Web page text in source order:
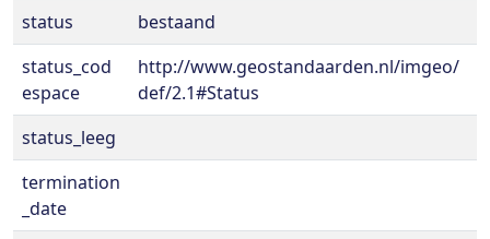
status
bestaand
status_cod
espace
http://www.geostandaarden.nl/imgeo/
def/2.1#Status
status_leeg
termination
_date